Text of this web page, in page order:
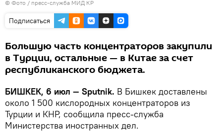
© Фото / пресс-служба МИД КР
Подписаться
Большую часть концентраторов закупили
в Турции, остальные — в Китае за счет
республиканского бюджета.
БИШКЕК, 6 июл — Sputnik. В Бишкек доставлены
около 1 500 кислородных концентраторов из
Турции и КНР, сообщила пресс-служба
Министерства иностранных дел.